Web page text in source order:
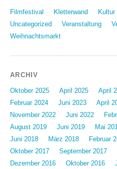
Filmfestival Kletterwand Kultur
Uncategorized
Veranstaltung
Weihnachtsmarkt
ARCHIV
Oktober 2025 April 2025 April
Februar 2024
Juni 2023 April
November 2022
Juni 2022
August 2019
Juni 2019 Mai
Juni 2018
März 2018 Februar
Oktober 2017
September 2017
Dezember 2016
Oktober 2016